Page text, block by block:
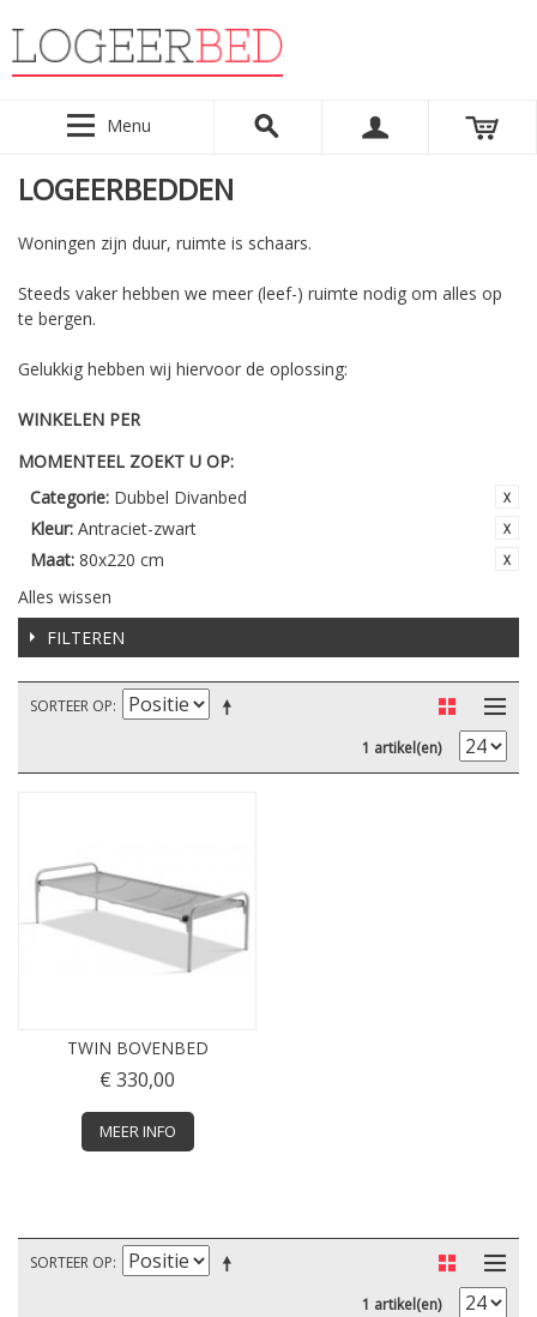
Menu
LOGEERBEDDEN
Woningen zijn duur, ruimte is schaars.
Steeds vaker hebben we meer (leef-) ruimte nodig om alles op
te bergen.
Gelukkig hebben wij hiervoor de oplossing:
WINKELEN PER
MOMENTEEL ZOEKT U OP:
Categorie: Dubbel Divanbed
Kleur: Antraciet-zwart
Maat: 80x220 cm
Alles wissen
FILTEREN
SORTEER OP
1 artikel(en)
TWIN BOVENBED
€ 330,00
MEER INFO
SORTEER OP
1 artikel(en)